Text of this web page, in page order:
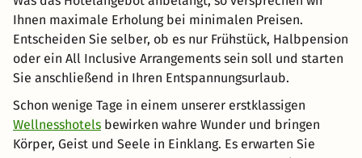
Ihnen maximale Erholung bei minimalen Preisen.
Entscheiden Sie selber, ob es nur Frühstück, Halbpension
oder ein All Inclusive Arrangements sein soll und starten
Sie anschließend in Ihren Entspannungsurlaub.
Schon wenige Tage in einem unserer erstklassigen
Wellnesshotels bewirken wahre Wunder und bringen
Körper, Geist und Seele in Einklang. Es erwarten Sie